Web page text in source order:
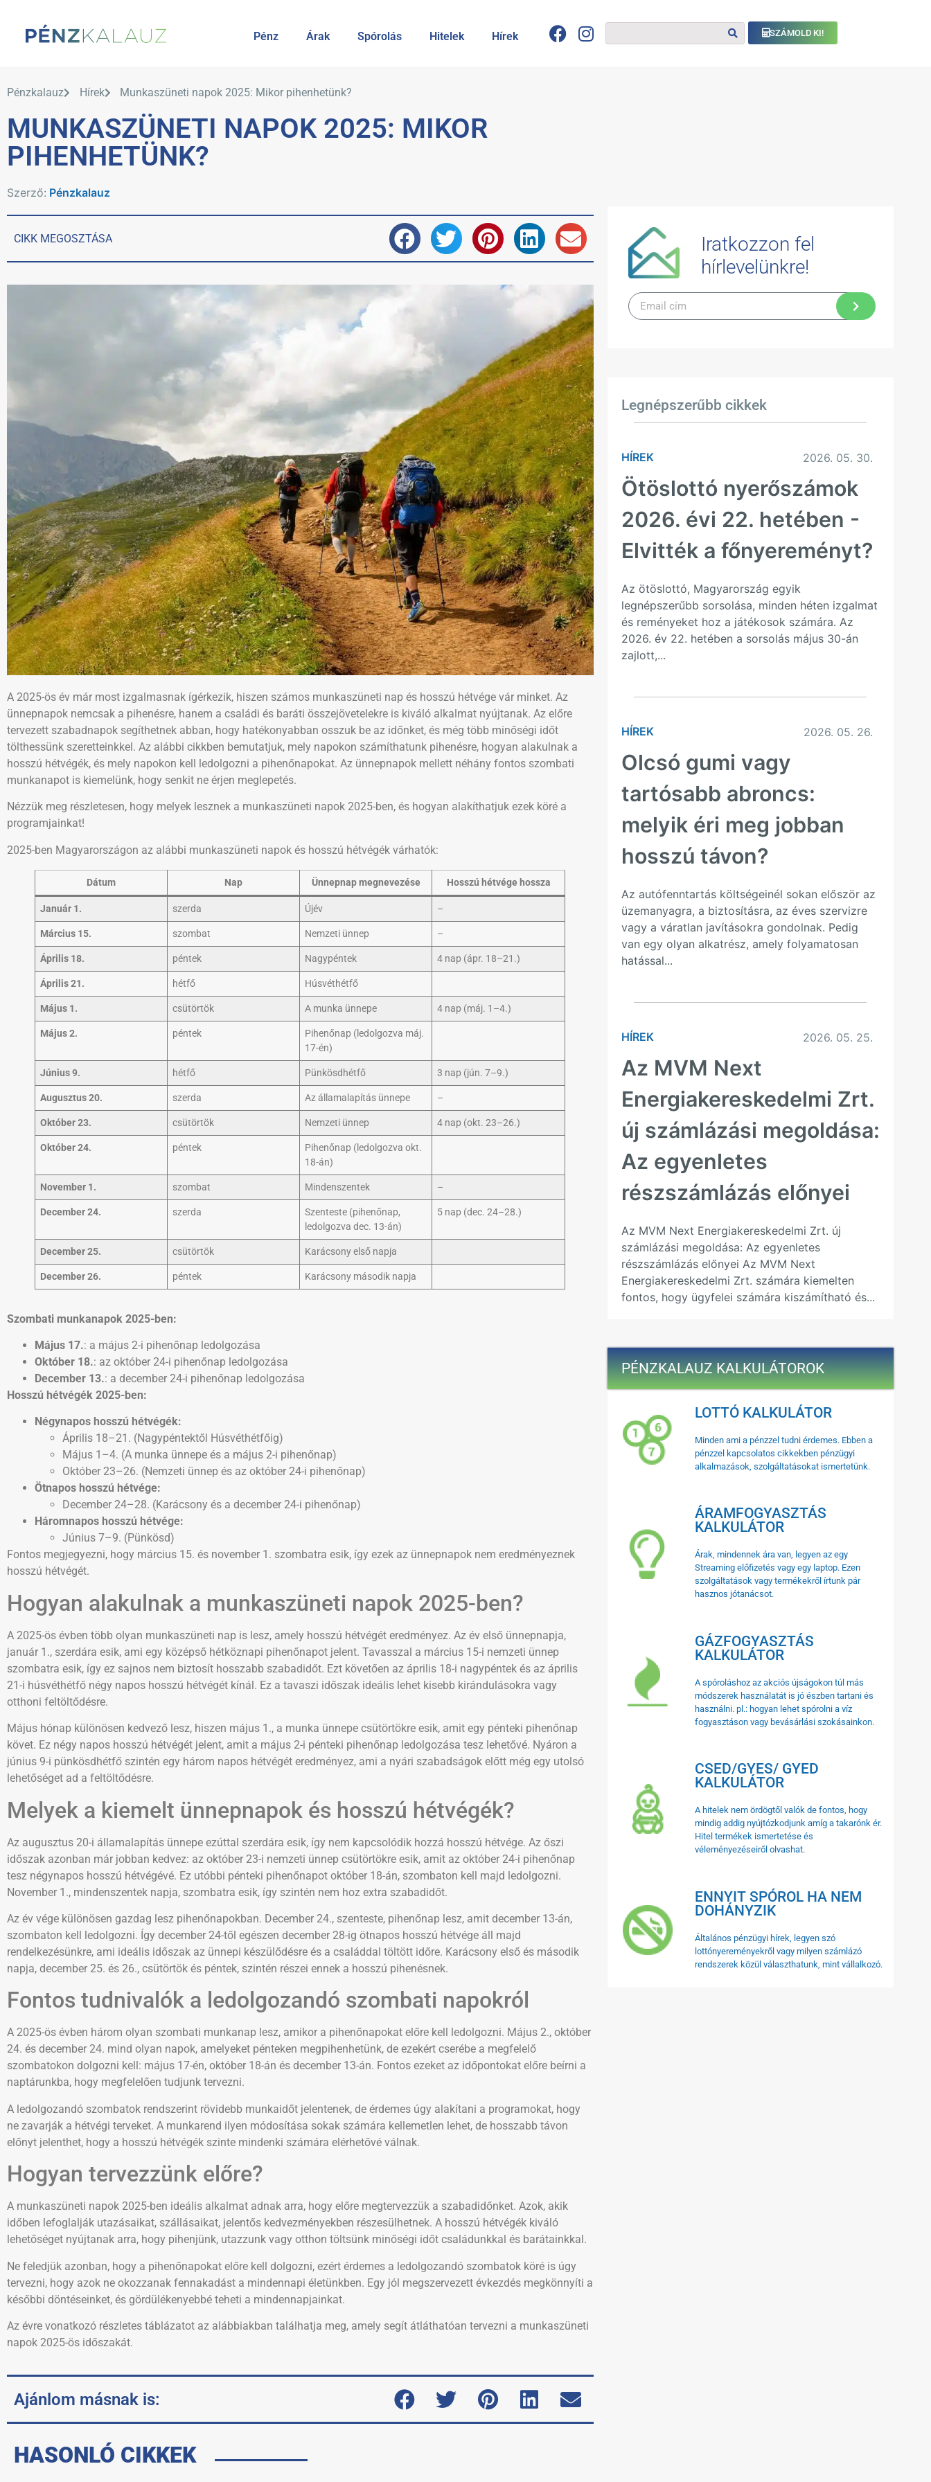
Pénz Árak Spórolás Hitelek Hírek SZÁMOLD KI!
Pénzkalauz Hírek Munkaszüneti napok 2025: Mikor pihenhetünk?
MUNKASZÜNETI NAPOK 2025: MIKOR
PIHENHETÜNK?
Szerző: Pénzkalauz
CIKK MEGOSZTÁSA
A 2025-ös év már most izgalmasnak ígérkezik, hiszen számos munkaszüneti nap és hosszú hétvége vár minket. Az
ünnepnapok nemcsak a pihenésre, hanem a családi és baráti összejövetelekre is kiváló alkalmat nyújtanak. Az előre
tervezett szabadnapok segíthetnek abban, hogy hatékonyabban osszuk be az időnket, és még több minőségi időt
tölthessünk szeretteinkkel. Az alábbi cikkben bemutatjuk, mely napokon számíthatunk pihenésre, hogyan alakulnak a
hosszú hétvégék, és mely napokon kell ledolgozni a pihenőnapokat. Az ünnepnapok mellett néhány fontos szombati
munkanapot is kiemelünk, hogy senkit ne érjen meglepetés.
Nézzük meg részletesen, hogy melyek lesznek a munkaszüneti napok 2025-ben, és hogyan alakíthatjuk ezek köré a
programjainkat!
2025-ben Magyarországon az alábbi munkaszüneti napok és hosszú hétvégék várhatók:
Dátum Nap Ünnepnap megnevezése Hosszú hétvége hossza
Január 1. szerda Újév –
Március 15. szombat Nemzeti ünnep –
Április 18. péntek Nagypéntek 4 nap (ápr. 18–21.)
Április 21. hétfő Húsvéthétfő
Május 1. csütörtök A munka ünnepe 4 nap (máj. 1–4.)
Május 2. péntek
Pihenőnap (ledolgozva máj.
17-én)
Június 9. hétfő Pünkösdhétfő 3 nap (jún. 7–9.)
Augusztus 20. szerda Az államalapítás ünnepe –
Október 23. csütörtök Nemzeti ünnep 4 nap (okt. 23–26.)
Október 24. péntek
Pihenőnap (ledolgozva okt.
18-án)
November 1. szombat Mindenszentek –
December 24. szerda
Szenteste (pihenőnap,
ledolgozva dec. 13-án)
5 nap (dec. 24–28.)
December 25. csütörtök Karácsony első napja
December 26. péntek Karácsony második napja
Szombati munkanapok 2025-ben:
Május 17.: a május 2-i pihenőnap ledolgozása
Október 18.: az október 24-i pihenőnap ledolgozása
December 13.: a december 24-i pihenőnap ledolgozása
Hosszú hétvégék 2025-ben:
Négynapos hosszú hétvégék:
Április 18–21. (Nagypéntektől Húsvéthétfőig)
Május 1–4. (A munka ünnepe és a május 2-i pihenőnap)
Október 23–26. (Nemzeti ünnep és az október 24-i pihenőnap)
Ötnapos hosszú hétvége:
December 24–28. (Karácsony és a december 24-i pihenőnap)
Háromnapos hosszú hétvége:
Június 7–9. (Pünkösd)
Fontos megjegyezni, hogy március 15. és november 1. szombatra esik, így ezek az ünnepnapok nem eredményeznek
hosszú hétvégét.
Hogyan alakulnak a munkaszüneti napok 2025-ben?
A 2025-ös évben több olyan munkaszüneti nap is lesz, amely hosszú hétvégét eredményez. Az év első ünnepnapja,
január 1., szerdára esik, ami egy középső hétköznapi pihenőnapot jelent. Tavasszal a március 15-i nemzeti ünnep
szombatra esik, így ez sajnos nem biztosít hosszabb szabadidőt. Ezt követően az április 18-i nagypéntek és az április
21-i húsvéthétfő négy napos hosszú hétvégét kínál. Ez a tavaszi időszak ideális lehet kisebb kirándulásokra vagy
otthoni feltöltődésre.
Május hónap különösen kedvező lesz, hiszen május 1., a munka ünnepe csütörtökre esik, amit egy pénteki pihenőnap
követ. Ez négy napos hosszú hétvégét jelent, amit a május 2-i pénteki pihenőnap ledolgozása tesz lehetővé. Nyáron a
június 9-i pünkösdhétfő szintén egy három napos hétvégét eredményez, ami a nyári szabadságok előtt még egy utolsó
lehetőséget ad a feltöltődésre.
Melyek a kiemelt ünnepnapok és hosszú hétvégék?
Az augusztus 20-i államalapítás ünnepe ezúttal szerdára esik, így nem kapcsolódik hozzá hosszú hétvége. Az őszi
időszak azonban már jobban kedvez: az október 23-i nemzeti ünnep csütörtökre esik, amit az október 24-i pihenőnap
tesz négynapos hosszú hétvégévé. Ez utóbbi pénteki pihenőnapot október 18-án, szombaton kell majd ledolgozni.
November 1., mindenszentek napja, szombatra esik, így szintén nem hoz extra szabadidőt.
Az év vége különösen gazdag lesz pihenőnapokban. December 24., szenteste, pihenőnap lesz, amit december 13-án,
szombaton kell ledolgozni. Így december 24-től egészen december 28-ig ötnapos hosszú hétvége áll majd
rendelkezésünkre, ami ideális időszak az ünnepi készülődésre és a családdal töltött időre. Karácsony első és második
napja, december 25. és 26., csütörtök és péntek, szintén részei ennek a hosszú pihenésnek.
Fontos tudnivalók a ledolgozandó szombati napokról
A 2025-ös évben három olyan szombati munkanap lesz, amikor a pihenőnapokat előre kell ledolgozni. Május 2., október
24. és december 24. mind olyan napok, amelyeket pénteken megpihenhetünk, de ezekért cserébe a megfelelő
szombatokon dolgozni kell: május 17-én, október 18-án és december 13-án. Fontos ezeket az időpontokat előre beírni a
naptárunkba, hogy megfelelően tudjunk tervezni.
A ledolgozandó szombatok rendszerint rövidebb munkaidőt jelentenek, de érdemes úgy alakítani a programokat, hogy
ne zavarják a hétvégi terveket. A munkarend ilyen módosítása sokak számára kellemetlen lehet, de hosszabb távon
előnyt jelenthet, hogy a hosszú hétvégék szinte mindenki számára elérhetővé válnak.
Hogyan tervezzünk előre?
A munkaszüneti napok 2025-ben ideális alkalmat adnak arra, hogy előre megtervezzük a szabadidőnket. Azok, akik
időben lefoglalják utazásaikat, szállásaikat, jelentős kedvezményekben részesülhetnek. A hosszú hétvégék kiváló
lehetőséget nyújtanak arra, hogy pihenjünk, utazzunk vagy otthon töltsünk minőségi időt családunkkal és barátainkkal.
Ne feledjük azonban, hogy a pihenőnapokat előre kell dolgozni, ezért érdemes a ledolgozandó szombatok köré is úgy
tervezni, hogy azok ne okozzanak fennakadást a mindennapi életünkben. Egy jól megszervezett évkezdés megkönnyíti a
későbbi döntéseinket, és gördülékenyebbé teheti a mindennapjainkat.
Az évre vonatkozó részletes táblázatot az alábbiakban találhatja meg, amely segít átláthatóan tervezni a munkaszüneti
napok 2025-ös időszakát.
Ajánlom másnak is:
HASONLÓ CIKKEK
Iratkozzon fel
hírlevelünkre!
Legnépszerűbb cikkek
HÍREK 2026. 05. 30.
Ötöslottó nyerőszámok
2026. évi 22. hetében -
Elvitték a főnyereményt?
Az ötöslottó, Magyarország egyik
legnépszerűbb sorsolása, minden héten izgalmat
és reményeket hoz a játékosok számára. Az
2026. év 22. hetében a sorsolás május 30-án
zajlott,...
HÍREK 2026. 05. 26.
Olcsó gumi vagy
tartósabb abroncs:
melyik éri meg jobban
hosszú távon?
Az autófenntartás költségeinél sokan először az
üzemanyagra, a biztosításra, az éves szervizre
vagy a váratlan javításokra gondolnak. Pedig
van egy olyan alkatrész, amely folyamatosan
hatással...
HÍREK 2026. 05. 25.
Az MVM Next
Energiakereskedelmi Zrt.
új számlázási megoldása:
Az egyenletes
részszámlázás előnyei
Az MVM Next Energiakereskedelmi Zrt. új
számlázási megoldása: Az egyenletes
részszámlázás előnyei Az MVM Next
Energiakereskedelmi Zrt. számára kiemelten
fontos, hogy ügyfelei számára kiszámítható és...
PÉNZKALAUZ KALKULÁTOROK
LOTTÓ KALKULÁTOR
Minden ami a pénzzel tudni érdemes. Ebben a
pénzzel kapcsolatos cikkekben pénzügyi
alkalmazások, szolgáltatásokat ismertetünk.
ÁRAMFOGYASZTÁS
KALKULÁTOR
Árak, mindennek ára van, legyen az egy
Streaming előfizetés vagy egy laptop. Ezen
szolgáltatások vagy termékekről írtunk pár
hasznos jótanácsot.
GÁZFOGYASZTÁS
KALKULÁTOR
A spóroláshoz az akciós újságokon túl más
módszerek használatát is jó észben tartani és
használni. pl.: hogyan lehet spórolni a víz
fogyasztáson vagy bevásárlási szokásainkon.
CSED/GYES/ GYED
KALKULÁTOR
A hitelek nem ördögtől valók de fontos, hogy
mindig addig nyújtózkodjunk amíg a takarónk ér.
Hitel termékek ismertetése és
véleményezéseiről olvashat.
ENNYIT SPÓROL HA NEM
DOHÁNYZIK
Általános pénzügyi hírek, legyen szó
lottónyereményekről vagy milyen számlázó
rendszerek közül választhatunk, mint vállalkozó.